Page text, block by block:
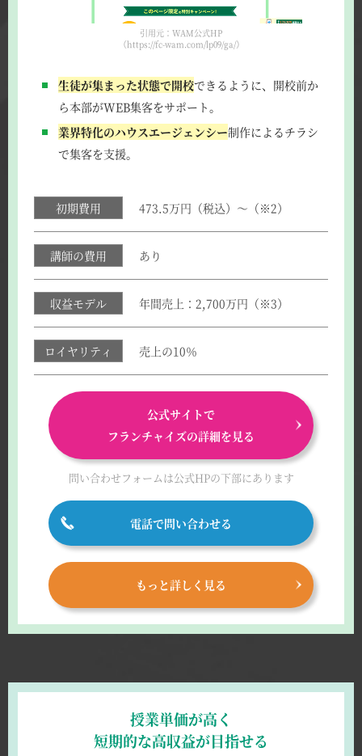
引用元：WAM公式HP
（https://fc-wam.com/lp09/ga/）
生徒が集まった状態で開校できるように、開校前か
ら本部がWEB集客をサポート。
業界特化のハウスエージェンシー制作によるチラシ
で集客を支援。
初期費用 473.5万円（税込）～（※2）
講師の費用 あり
収益モデル 年間売上：2,700万円（※3）
ロイヤリティ 売上の10％
公式サイトで
フランチャイズの詳細を見る
問い合わせフォームは公式HPの下部にあります
電話で問い合わせる
もっと詳しく見る
授業単価が高く
短期的な高収益が目指せる